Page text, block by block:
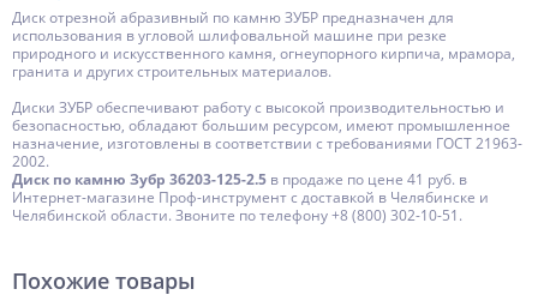
Диск отрезной абразивный по камню ЗУБР предназначен для
использования в угловой шлифовальной машине при резке
природного и искусственного камня, огнеупорного кирпича, мрамора,
гранита и других строительных материалов.
Диски ЗУБР обеспечивают работу с высокой производительностью и
безопасностью, обладают большим ресурсом, имеют промышленное
назначение, изготовлены в соответствии с требованиями ГОСТ 21963-
2002.
Диск по камню Зубр 36203-125-2.5 в продаже по цене 41 руб. в
Интернет-магазине Проф-инструмент с доставкой в Челябинске и
Челябинской области. Звоните по телефону +8 (800) 302-10-51.
Похожие товары